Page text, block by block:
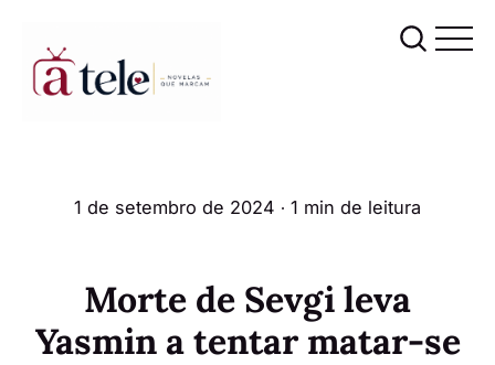
1 de setembro de 2024 ∙ 1 min de leitura
Morte de Sevgi leva
Yasmin a tentar matar-se